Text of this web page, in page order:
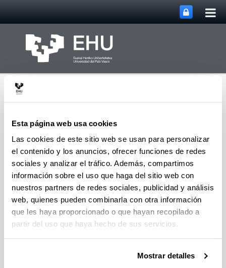
Esta página web usa cookies
Las cookies de este sitio web se usan para personalizar
el contenido y los anuncios, ofrecer funciones de redes
sociales y analizar el tráfico. Además, compartimos
información sobre el uso que haga del sitio web con
nuestros partners de redes sociales, publicidad y análisis
web, quienes pueden combinarla con otra información
que les haya proporcionado o que hayan recopilado a
partir del uso que haya hecho de sus servicios.
Mostrar detalles
Instituto de Euskara MenúAbrir/cerrar
In memoriam
Iñaki Segurola
(15-04-2022)